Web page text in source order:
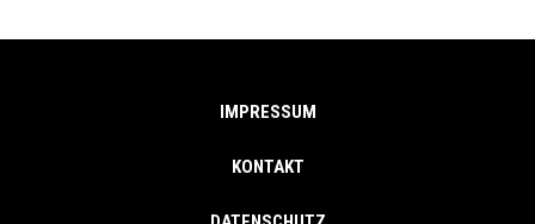
IMPRESSUM
KONTAKT